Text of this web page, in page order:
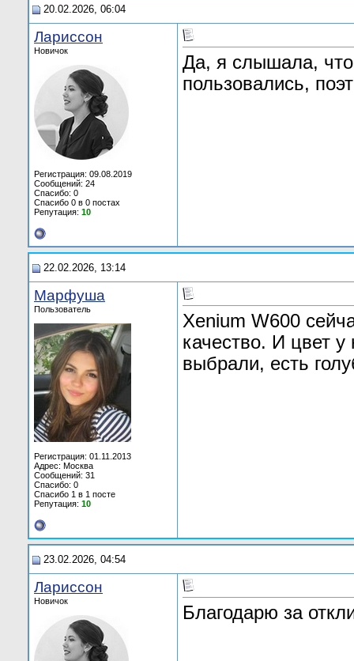
20.02.2026, 06:04
Лариссон
Новичок
Регистрация: 09.08.2019
Сообщений: 24
Спасибо: 0
Спасибо 0 в 0 постах
Репутация: 10
Да, я слышала,
пользовались,
22.02.2026, 13:14
Марфуша
Пользователь
Регистрация: 01.11.2013
Адрес: Москва
Сообщений: 31
Спасибо: 0
Спасибо 1 в 1 посте
Репутация: 10
Xenium W600
качество. И цвет
выбрали, есть
23.02.2026, 04:54
Лариссон
Новичок
Благодарю за